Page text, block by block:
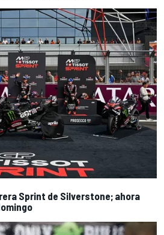
Sprint de Silverstone; ahora